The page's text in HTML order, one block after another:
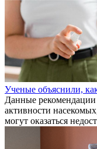
Ученые объяснили,
Данные рекомендации
активности
могут оказаться